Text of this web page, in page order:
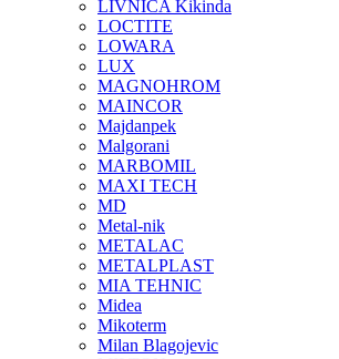
LIVNICA Kikinda
LOCTITE
LOWARA
LUX
MAGNOHROM
MAINCOR
Majdanpek
Malgorani
MARBOMIL
MAXI TECH
MD
Metal-nik
METALAC
METALPLAST
MIA TEHNIC
Midea
Mikoterm
Milan Blagojevic